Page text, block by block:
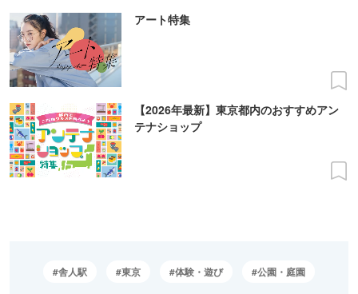
アート特集
【2026年最新】東京都内のおすすめアン
テナショップ
舎人駅 東京 体験・遊び 公園・庭園